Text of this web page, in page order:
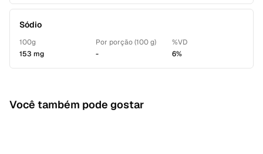
Sódio
100g
153 mg
Por porção (100 g)
-
%VD
6%
Você também pode gostar